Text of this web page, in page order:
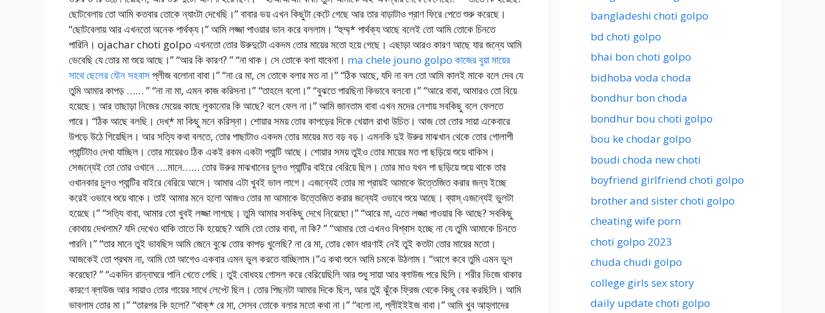
ছোটবেলায় তো আমি কতবার তোকে ন্যাংটা দেখেছি।” বাবার ভয় এখন কিছুটা কেটে গেছে আর তার বাড়াটাও প্রাণ ফিরে পেতে শুরু করেছে।
“ছোটবেলায় আর এখনতো অনেক পার্থক্য।” আমি লজ্জা পাওয়ার ভান করে বললাম। “হুম্ম্* পার্থক্য আছে বলেই তো আমি তোকে চিনতে
পারিনি। ojachar choti golpo এখনতো তোর উরুদুটো একদম তোর মায়ের মতো হয়ে গেছে। এছাড়া আরও কারণ আছে যার জন্যে আমি
ভেবেছি যে তোর মা শুয়ে আছে।” “আর কি কারণ? ” “না থাক। সে তোকে বলা যাবেনা। ma chele jouno golpo কাজের বুয়া মায়ের
সাথে ছেলের যৌন সহবাসপ্লীজ বলোনা বাবা।” “না রে মা, সে তোকে বলার মত না।” “ঠিক আছে, যদি না বল তো আমি কালই মাকে বলে দেব যে
তুমি আমার কাপড় …… ” “না না মা, এমন কাজ করিসনা।” “তাহলে বলো।” “বুঝতে পারছিনা কিভাবে বলবো।” “আরে বাবা, আমারও তো বিয়ে
হয়েছে। আর তাছাড়া নিজের মেয়ের কাছে লুকানোর কি আছে? বলে ফেল না।” আমি জানতাম বাবা এখন মদের নেশায় সবকিছু বলে ফেলতে
পারে। “ঠিক আছে বলছি। দেখ্* মা কিছু মনে করিস্না। শোয়ার সময় তোর কাপড়ের দিকে খেয়াল রাখা উচিত। আজ তো তোর সায়া একেবারে
উপড়ে উঠে গিয়েছিল। আর সত্যি কথা বলতে, তোর পাছাটাও একদম তোর মায়ের মত বড় বড়। এমনকি দুই উরুর মাঝখান থেকে তোর গোলাপী
প্যান্টিটাও দেখা যাচ্ছিল। তোর মায়েরও ঠিক একই রকম একটা প্যান্টি আছে। শোয়ার সময় তুইও তোর মায়ের মত পা ছড়িয়ে শুয়ে থাকিস।
সেজন্যেই তো তোর ওখানে ….মানে…… তোর উরুর মাঝখানের চুলও প্যান্টির বাইরে বেরিয়ে ছিল। তোর মাও যখন পা ছড়িয়ে শুয়ে থাকে তার
ওখানকার চুলও প্যান্টির বাইরে বেরিয়ে আসে। আমার এটা খুবই ভাল লাগে। এজন্যেই তোর মা প্রায়ই আমাকে উত্তেজিত করার জন্য ইচ্ছে
করেই ওভাবে শুয়ে থাকে। তাই আমার মনে হলো আজও তোর মা আমাকে উত্তেজিত করার জন্যেই ওভাবে শুয়ে আছে। ব্যাস্ এজন্যেই ভুলটা
হয়েছে।” “সত্যি বাবা, আমার তো খুবই লজ্জা লাগছে। তুমি আমার সবকিছু দেখে নিয়েছো।” “আরে মা, এতে লজ্জা পাওয়ার কি আছে? সবকিছু
কোথায় দেখলাম? যদি দেখেও থাকি তাতে কি হয়েছে? আমি তো তোর বাবা, না কি? ” “আমার তো এখনও বিশ্বাস হচ্ছে না যে তুমি আমাকে চিনতে
পারনি।” “তার মানে তুই ভাবছিস আমি জেনে বুঝে তোর কাপড় খুলেছি? না রে মা, তোর কোন ধারণাই নেই তুই কতটা তোর মায়ের মতো।
আজকেই তো প্রথম না, আমি তো আগেও একবার এমন ভুল করতে যাচ্ছিলাম।”এ কথা শুনে আমি চমকে উঠলাম। “আগে কবে তুমি এমন ভুল
করেছো? ” “একদিন রান্নাঘরে পানি খেতে গেছি। তুই বোধহয় গোসল করে বেরিয়েছিলি আর শুধু সায়া আর ব্লাউজ পরে ছিলি। শরীর ভিজে থাকার
কারণে ব্লাউজ আর সায়াও তোর গায়ের সাথে লেপ্টে ছিল। তোর পিছনটা আমার দিকে ছিল, আর তুই ঝুঁকে ফ্রিজ থেকে কিছু বের করছিলি। আমি
ভাবলাম তোর মা।” “তারপর কি হলো? “থাক্* রে মা, সেসব তোকে বলার মতো কথা না।” “বলো না, প্লীইইইজ বাবা।” আমি খুব আহ্লাদের
bangladeshi choti golpo
bd choti golpo
bhai bon choti golpo
bidhoba voda choda
bondhur bon choda
bondhur bou choti golpo
bou ke chodar golpo
boudi choda new choti
boyfriend girlfriend choti golpo
brother and sister choti golpo
cheating wife porn
choti golpo 2023
chuda chudi golpo
college girls sex story
daily update choti golpo